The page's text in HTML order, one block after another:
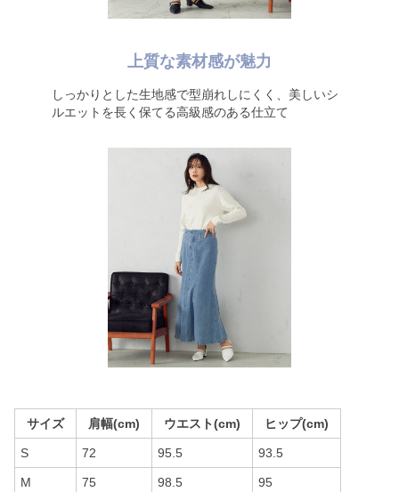
上質な素材感が魅力
しっかりとした生地感で型崩れしにくく、美しいシ
ルエットを長く保てる高級感のある仕立て
サイズ 肩幅(cm) ウエスト(cm) ヒップ(cm)
S 72 95.5 93.5
M 75 98.5 95